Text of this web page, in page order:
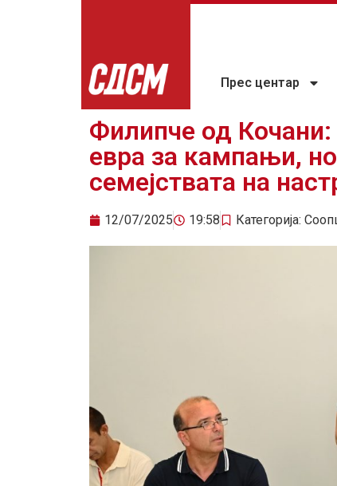
Прес центар
Филипче од
евра за кампањи,
семејствата на
12/07/2025 19:58 Категорија: